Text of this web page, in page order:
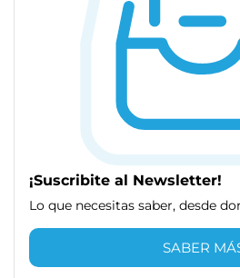
¡Suscribite al Newsletter!
Lo que necesitas saber, desde
SABER